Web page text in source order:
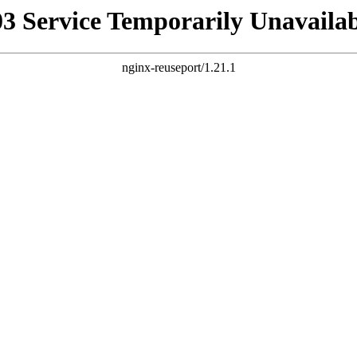
Service Temporarily
nginx-reuseport/1.21.1